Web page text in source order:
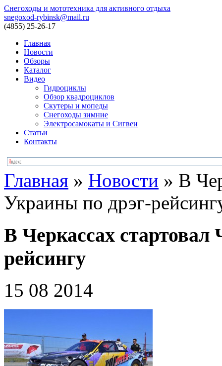
Снегоходы и мототехника для активного отдыха
snegoxod-rybinsk@mail.ru
(4855) 25-26-17
Главная
Новости
Обзоры
Каталог
Видео
Гидроциклы
Обзор квадроциклов
Скутеры и мопеды
Снегоходы зимние
Электросамокаты и Сигвеи
Статьи
Контакты
Главная » Новости » В
Украины по дрэг-
В Черкассах
рейсингу
15 08 2014